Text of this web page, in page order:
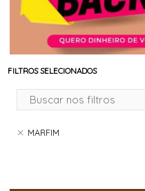
FILTROS SELECIONADOS
MARFIM